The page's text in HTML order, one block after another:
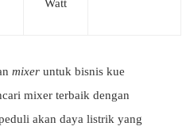
Watt
mixer untuk bisnis kue
mixer terbaik dengan
akan daya listrik yang